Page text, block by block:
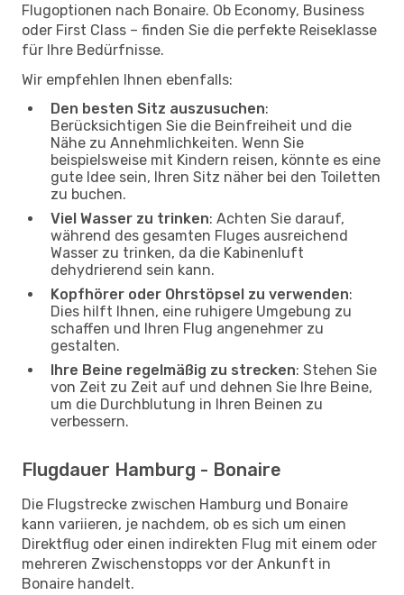
Flugoptionen nach Bonaire. Ob Economy, Business
oder First Class – finden Sie die perfekte Reiseklasse
für Ihre Bedürfnisse.
Wir empfehlen Ihnen ebenfalls:
Den besten Sitz auszusuchen:
Berücksichtigen Sie die Beinfreiheit und die
Nähe zu Annehmlichkeiten. Wenn Sie
beispielsweise mit Kindern reisen, könnte es eine
gute Idee sein, Ihren Sitz näher bei den Toiletten
zu buchen.
Viel Wasser zu trinken: Achten Sie darauf,
während des gesamten Fluges ausreichend
Wasser zu trinken, da die Kabinenluft
dehydrierend sein kann.
Kopfhörer oder Ohrstöpsel zu verwenden:
Dies hilft Ihnen, eine ruhigere Umgebung zu
schaffen und Ihren Flug angenehmer zu
gestalten.
Ihre Beine regelmäßig zu strecken: Stehen Sie
von Zeit zu Zeit auf und dehnen Sie Ihre Beine,
um die Durchblutung in Ihren Beinen zu
verbessern.
Flugdauer Hamburg - Bonaire
Die Flugstrecke zwischen Hamburg und Bonaire
kann variieren, je nachdem, ob es sich um einen
Direktflug oder einen indirekten Flug mit einem oder
mehreren Zwischenstopps vor der Ankunft in
Bonaire handelt.